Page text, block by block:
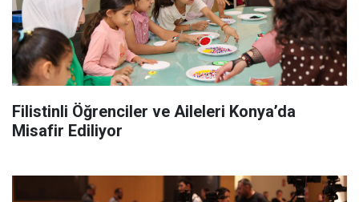
Filistinli Öğrenciler ve Aileleri Konya’da
Misafir Ediliyor